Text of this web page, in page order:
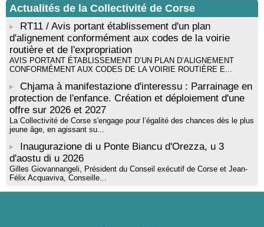
Actualités de la Collectivité de Corse
RT11 / Avis portant établissement d'un plan
d'alignement conformément aux codes de la voirie
routière et de l'expropriation
AVIS PORTANT ÉTABLISSEMENT D’UN PLAN D’ALIGNEMENT
CONFORMÉMENT AUX CODES DE LA VOIRIE ROUTIÈRE E...
Chjama à manifestazione d'interessu : Parrainage en
protection de l'enfance. Création et déploiement d'une
offre sur 2026 et 2027
La Collectivité de Corse s'engage pour l’égalité des chances dès le plus
jeune âge, en agissant su...
Inaugurazione di u Ponte Biancu d'Orezza, u 3
d'aostu di u 2026
Gilles Giovannangeli, Président du Conseil exécutif de Corse et Jean-
Félix Acquaviva, Conseille...